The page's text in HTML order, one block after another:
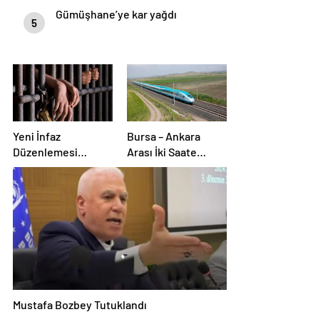
5
Gümüşhane’ye kar yağdı
Yeni İnfaz
Düzenlemesi
geliyor!
Bursa – Ankara
Arası İki Saate
İnecek
Mustafa Bozbey Tutuklandı